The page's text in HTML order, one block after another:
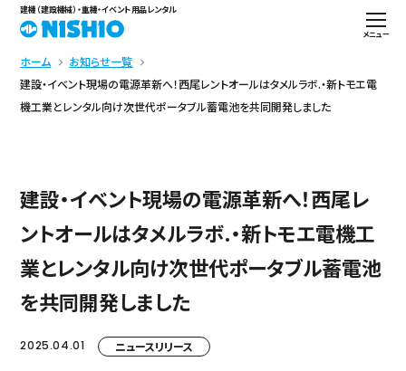
建機（建設機械）・重機・イベント用品レンタル
メニュー
ホーム
お知らせ一覧
建設・イベント現場の電源革新へ！西尾レントオールはタメルラボ.・新トモエ電
機工業とレンタル向け次世代ポータブル蓄電池を共同開発しました
建設・イベント現場の電源革新へ！西尾レ
ントオールはタメルラボ.・新トモエ電機工
業とレンタル向け次世代ポータブル蓄電池
を共同開発しました
2025.04.01 ニュースリリース